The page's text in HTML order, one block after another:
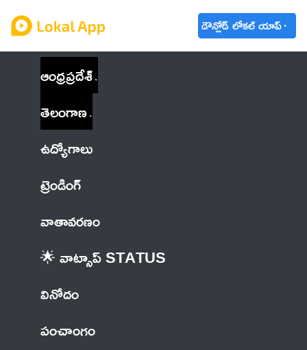
డౌన్లోడ్ లోకల్ యాప్
ఆంధ్రప్రదేశ్
తెలంగాణ
ఉద్యోగాలు
ట్రెండింగ్
వాతావరణం
🌟 వాట్సాప్ STATUS
వినోదం
పంచాంగం